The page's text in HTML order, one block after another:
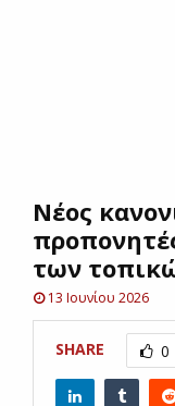
UΝέος
των
13 Ιουνίου 2026
SHARE 0